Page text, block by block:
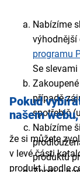
Nabízíme
výhodnější
programu
Se
Zakoupené
případě
spotřebič
Nabízíme
produktů
Pokud
našem webu,
že si můžete
v levé části
produkt i podle